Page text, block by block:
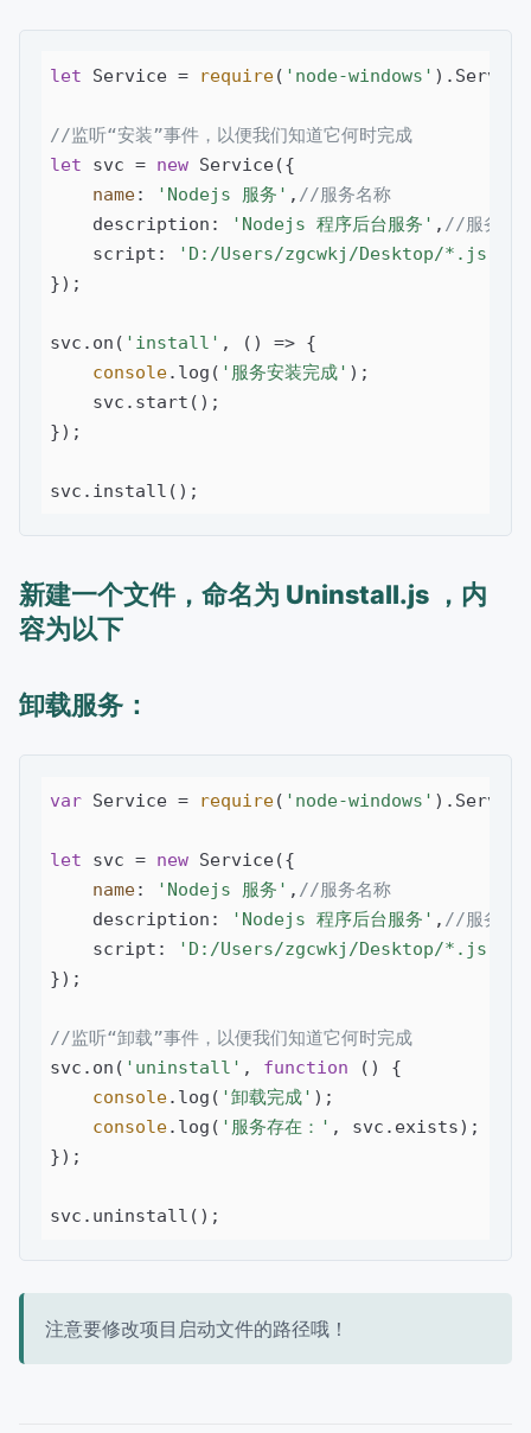
let Service = require( 'node-windows'
//监听“安装”事件，以便我们知道它何时完成
let svc = new Service({
name: 'Nodejs 服务' , //服务名称
    description:
'Nodejs 程序后台服务' , //服务描
    script:
'D:/Users/zgcwkj/Desktop/*.js'
});
svc.on( 'install' , () => {
console.log( '服务安装完成' );
    svc.start();
});
新建一个文件，命名为 Uninstall.js ，内
容为以下
卸载服务：
var Service = require( 'node-windows'
let svc = new Service({
name: 'Nodejs 服务' , //服务名称
    description:
'Nodejs 程序后台服务' , //服务描
    script:
'D:/Users/zgcwkj/Desktop/*.js'
});
//监听“卸载”事件，以便我们知道它何时完成
svc.on( 'uninstall' , function ( ) {
console.log( '卸载完成' );
console.log( '服务存在：' , svc.exists);
});
注意要修改项目启动文件的路径哦！